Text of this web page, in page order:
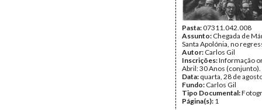
Pasta:07311.042.008
Assunto: Chegada de
Santa Apolónia, no
Autor: Carlos Gil
Inscrições:Informação
Abril: 30 Anos (conjunto).
Data: quarta, 28 de
Fundo: Carlos Gil
Tipo Documental:
Página(s): 1